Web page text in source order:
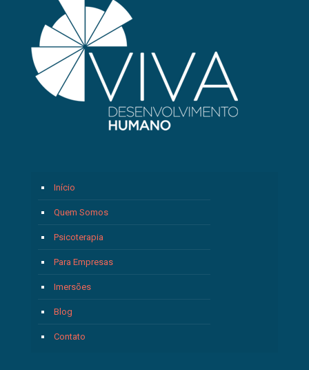
Início
Quem Somos
Psicoterapia
Para Empresas
Imersões
Blog
Contato